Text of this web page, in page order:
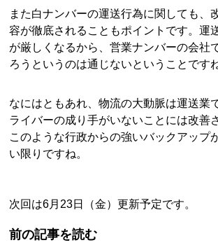
また白ナンバーの運送行為に関しても、
容が徹底されることもポイントです。運
が厳しくなるから、営業ナンバーの会社
ろうというのは通じないということです
なにはともあれ、物流の大動脈は運送業
ライバーの成り手がいないことには改善
このような行政からの強いバックアップ
い限りですね。
次回は6月23日（金）更新予定です。
前の記事を読む